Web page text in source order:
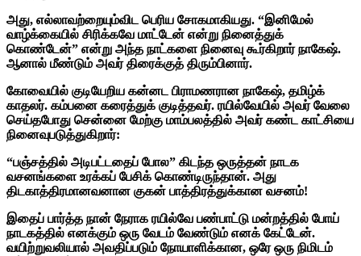
அது, எல்லாவற்றையும்விட பெரிய சோகமாகியது. “இனிமேல்
வாழ்க்கையில் சிரிக்கவே மாட்டேன் என்று நினைத்துக்
கொண்டேன்” என்று அந்த நாட்களை நினைவு கூர்கிறார் நாகேஷ்.
ஆனால் மீண்டும் அவர் திரைக்குத் திரும்பினார்.
கோவையில் குடியேறிய கன்னட பிராமணரான நாகேஷ், தமிழ்க்
காதலர். கம்பனை கரைத்துக் குடித்தவர். ரயில்வேயில் அவர் வேலை
செய்தபோது சென்னை மேற்கு மாம்பலத்தில் அவர் கண்ட காட்சியை
நினைவுபடுத்துகிறார்:
“பஞ்சத்தில் அடிபட்டதைப் போல” கிடந்த ஒருத்தன் நாடக
வசனங்களை உரக்கப் பேசிக் கொண்டிருந்தான். அது
திடகாத்திரமானவனான குகன் பாத்திரத்துக்கான வசனம்!
இதைப் பார்த்த நான் நேராக ரயில்வே பண்பாட்டு மன்றத்தில் போய்
நாடகத்தில் எனக்கும் ஒரு வேடம் வேண்டும் எனக் கேட்டேன்.
வயிற்றுவலியால் அவதிப்படும் நோயாளிக்கான, ஒரே ஒரு நிமிடம்